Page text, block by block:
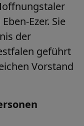
Ezer. Sie
der
geführt
Vorstand